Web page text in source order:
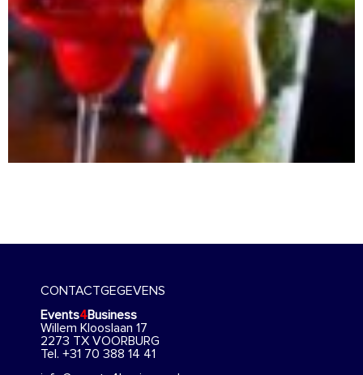
CONTACTGEGEVENS
Events4Business
Willem Klooslaan 17
2273 TX VOORBURG
Tel. +31 70 388 14 41